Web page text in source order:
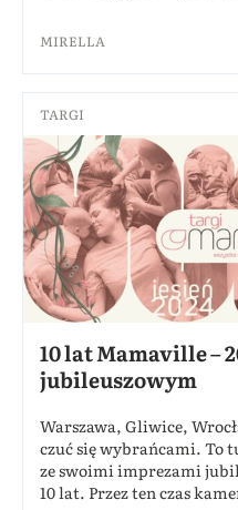
MIRELLA
TARGI
10 lat Mamaville –
jubileuszowym
Warszawa, Gliwice,
czuć się wybrańcami. To
ze swoimi imprezami
10 lat. Przez ten czas